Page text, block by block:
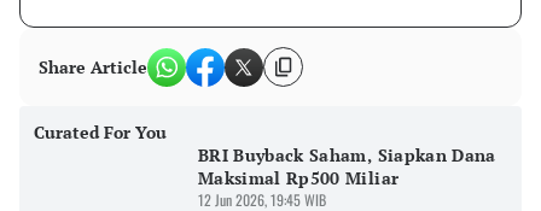
Share Article
Curated For You
BRI Buyback Saham, Siapkan Dana
Maksimal Rp500 Miliar
12 Jun 2026, 19:45 WIB